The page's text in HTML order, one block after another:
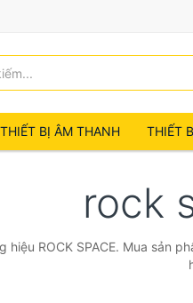
THIẾT BỊ ÂM THANH THIẾT
rock
hiệu ROCK SPACE. Mua sản